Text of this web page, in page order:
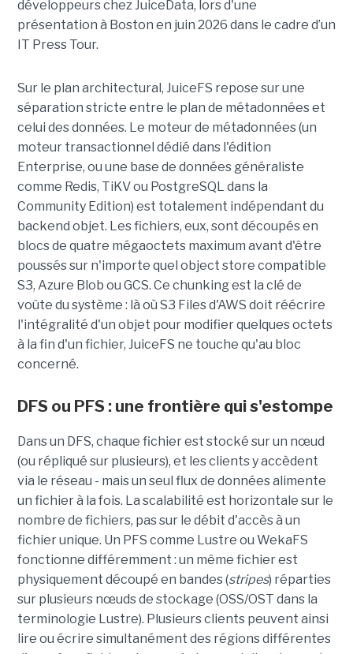
développeurs chez JuiceData, lors d'une
présentation à Boston en juin 2026 dans le cadre d’un
IT Press Tour.
Sur le plan architectural, JuiceFS repose sur une
séparation stricte entre le plan de métadonnées et
celui des données. Le moteur de métadonnées (un
moteur transactionnel dédié dans l'édition
Enterprise, ou une base de données généraliste
comme Redis, TiKV ou PostgreSQL dans la
Community Edition) est totalement indépendant du
backend objet. Les fichiers, eux, sont découpés en
blocs de quatre mégaoctets maximum avant d'être
poussés sur n'importe quel object store compatible
S3, Azure Blob ou GCS. Ce chunking est la clé de
voûte du système : là où S3 Files d'AWS doit réécrire
l'intégralité d'un objet pour modifier quelques octets
à la fin d'un fichier, JuiceFS ne touche qu'au bloc
concerné.
DFS ou PFS : une frontière qui s'estompe
Dans un DFS, chaque fichier est stocké sur un nœud
(ou répliqué sur plusieurs), et les clients y accèdent
via le réseau - mais un seul flux de données alimente
un fichier à la fois. La scalabilité est horizontale sur le
nombre de fichiers, pas sur le débit d'accès à un
fichier unique. Un PFS comme Lustre ou WekaFS
fonctionne différemment : un même fichier est
physiquement découpé en bandes (stripes) réparties
sur plusieurs nœuds de stockage (OSS/OST dans la
terminologie Lustre). Plusieurs clients peuvent ainsi
lire ou écrire simultanément des régions différentes